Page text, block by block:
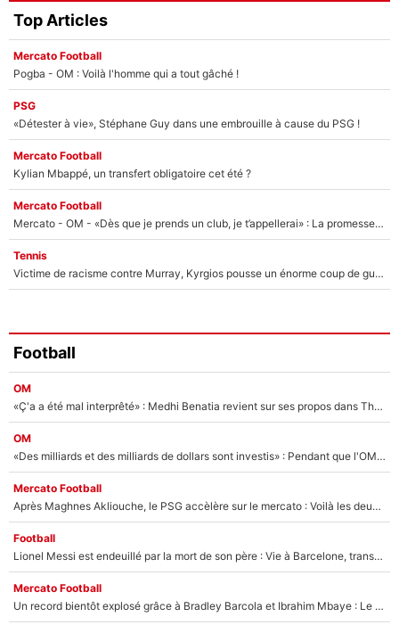
Top Articles
Mercato Football
Pogba - OM : Voilà l'homme qui a tout gâché !
PSG
«Détester à vie», Stéphane Guy dans une embrouille à cause du PSG !
Mercato Football
Kylian Mbappé, un transfert obligatoire cet été ?
Mercato Football
Mercato - OM - «Dès que je prends un club, je t’appellerai» : La promesse de Marcelino au moment de claquer la porte
Tennis
Victime de racisme contre Murray, Kyrgios pousse un énorme coup de gueule !
Football
OM
«Ç'a a été mal interprêté» : Medhi Benatia revient sur ses propos dans The Bridge et précise ses conditions pour rejoindre le PSG !
OM
«Des milliards et des milliards de dollars sont investis» : Pendant que l'OM est en pleine crise financière, Frank McCourt lance un nouveau projet à 260M€ !
Mercato Football
Après Maghnes Akliouche, le PSG accèlère sur le mercato : Voilà les deux nouvelles recrues qui vont signer la semaine prochaine ?
Football
Lionel Messi est endeuillé par la mort de son père : Vie à Barcelone, transfert au PSG... voilà comment Jorge Messi a joué un rôle essentiel dans sa carrière !
Mercato Football
Un record bientôt explosé grâce à Bradley Barcola et Ibrahim Mbaye : Le PSG sur le point de réaliser un mercato historique ?